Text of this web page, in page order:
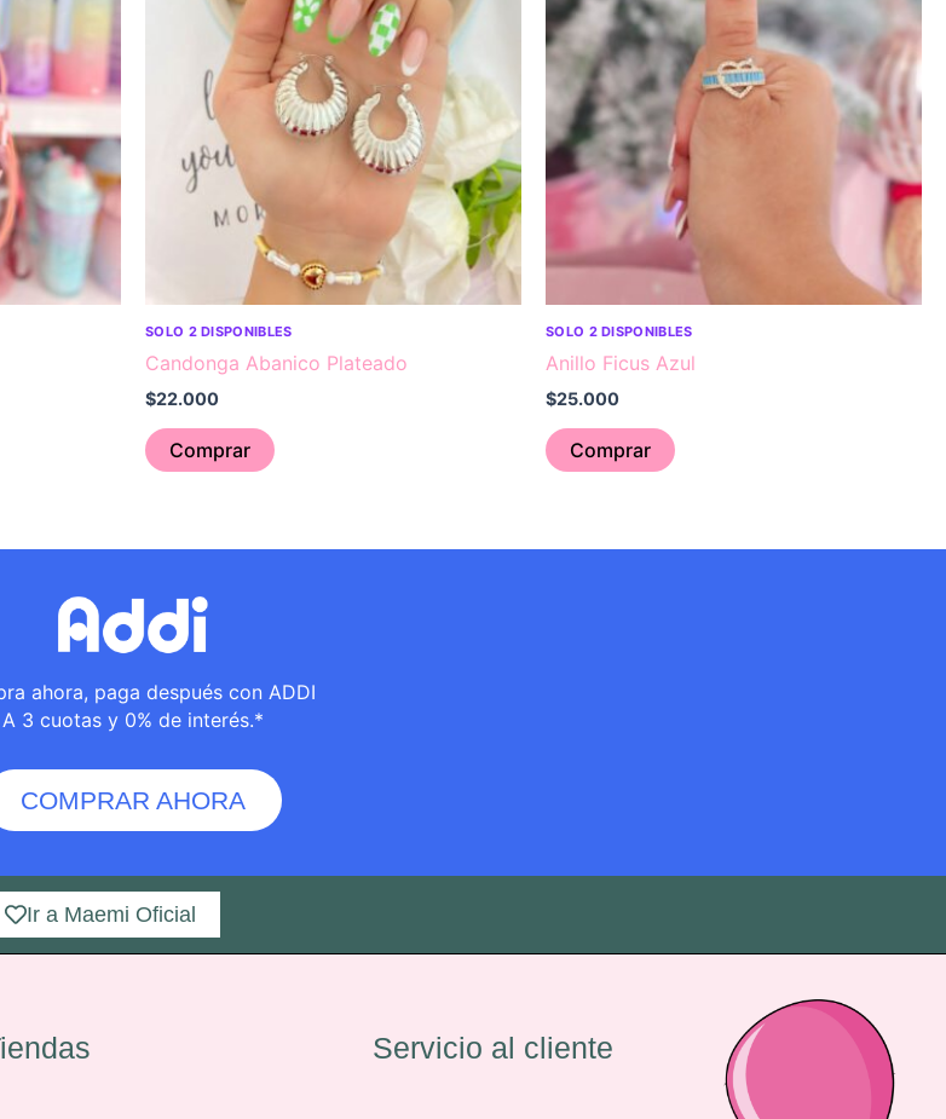
SOLO 2 DISPONIBLES
Candonga Abanico Plateado
$22.000
Comprar
SOLO 2 DISPONIBLES
Anillo Ficus Azul
$25.000
Comprar
ahora, paga después con ADDI
A 3 cuotas y 0% de interés.*
COMPRAR AHORA
Ir a Maemi Oficial
Servicio al cliente